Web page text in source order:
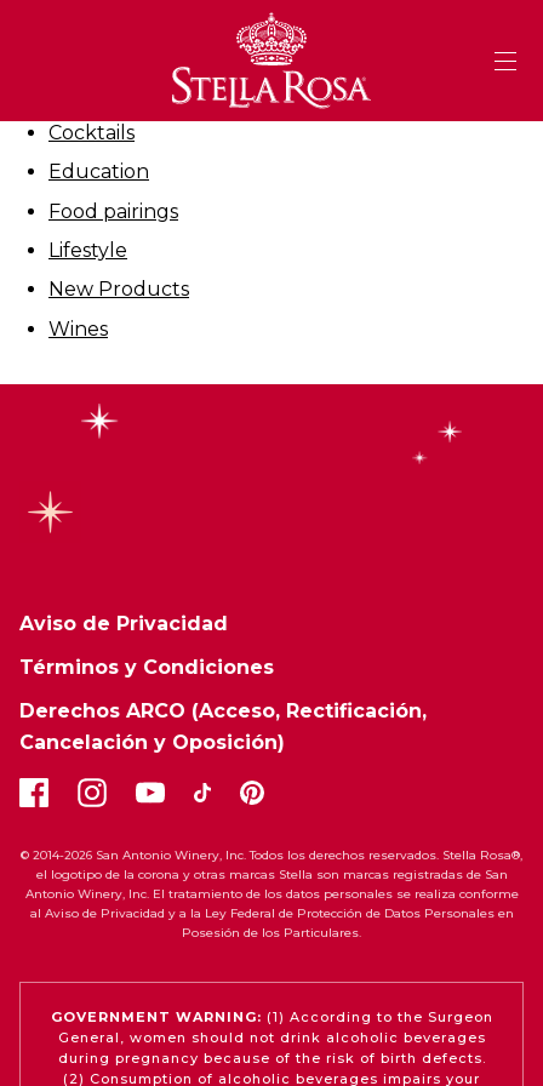
Cocktails
Education
Food pairings
Lifestyle
New Products
Wines
Aviso de Privacidad
Términos y Condiciones
Derechos ARCO (Acceso, Rectificación,
Cancelación y Oposición)
© 2014-2026 San Antonio Winery, Inc. Todos los derechos reservados. Stella Rosa®,
el logotipo de la corona y otras marcas Stella son marcas registradas de San
Antonio Winery, Inc. El tratamiento de los datos personales se realiza conforme
al Aviso de Privacidad y a la Ley Federal de Protección de Datos Personales en
Posesión de los Particulares.
GOVERNMENT WARNING: (1) According to the Surgeon
General, women should not drink alcoholic beverages
during pregnancy because of the risk of birth defects.
(2) Consumption of alcoholic beverages impairs your